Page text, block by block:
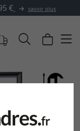
articles au choix